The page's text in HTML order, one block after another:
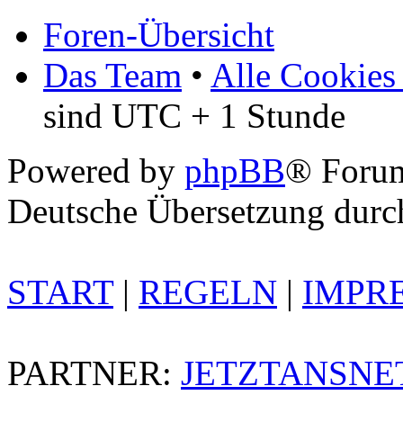
Foren-Übersicht
Das Team • Alle Cookies
sind UTC + 1 Stunde
Powered by phpBB®
Deutsche Übersetzung
START| REGELN |
PARTNER: